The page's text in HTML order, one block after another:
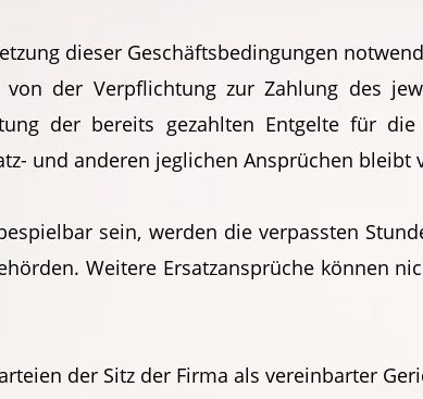
dieser Geschäftsbedingungen
der Verpflichtung zur Zahlung des
der bereits gezahlten Entgelte für
und anderen jeglichen Ansprüchen bleibt
sein, werden die verpassten
Weitere Ersatzansprüche können
der Sitz der Firma als vereinbarter